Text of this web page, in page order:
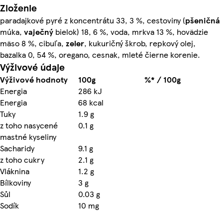
Zloženie
paradajkové pyré z koncentrátu 33, 3 %, cestoviny (pšeničná
múka, vaječný bielok) 18, 6 %, voda, mrkva 13 %, hovädzie
mäso 8 %, cibuľa, zeler, kukuričný škrob, repkový olej,
bazalka 0, 54 %, oregano, cesnak, mleté čierne korenie.
Výživové údaje
Výživové hodnoty 100g
%* / 100g
Energia
286 kJ
Energia
68 kcal
Tuky
1.9 g
z toho nasycené
mastné kyseliny
0.1 g
Sacharidy
9.1 g
z toho cukry
2.1 g
Vláknina
1.2 g
Bílkoviny
3 g
Sůl
0.03 g
Sodík
10 mg